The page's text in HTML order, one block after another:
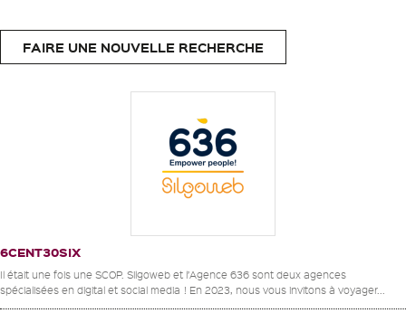
FAIRE UNE NOUVELLE RECHERCHE
6CENT30SIX
Il était une fois une SCOP. Silgoweb et l’Agence 636 sont deux agences
spécialisées en digital et social media ! En 2023, nous vous invitons à voyager...